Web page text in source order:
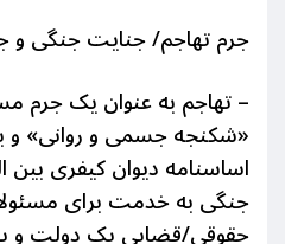
جرم تهاجم/ جنایت جنگی و
– تهاجم به عنوان یک جرم
جنگی به خدمت برای